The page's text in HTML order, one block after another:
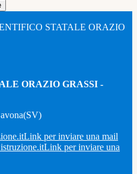
STATALE ORAZIO
ORAZIO GRASSI -
Link per inviare una mail
Link per inviare una